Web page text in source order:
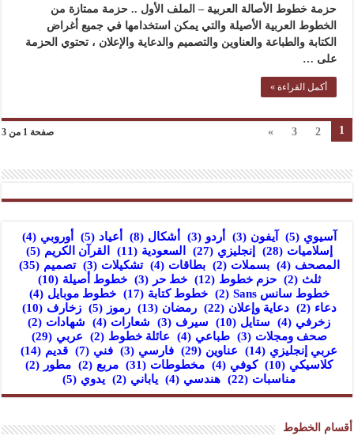
حزمة خطوط الأصالة العربية – الملف الأول .. حزمة ممتازة من
الخطوط العربية الأصيلة والتي يمكن استخدامها في جميع أغراض
الكتابة والطباعة والعناوين والتصميم والدعاية والإعلان ، تحتوي الحزمة
على …
أكمل القراءة »
صفحة 1 من 3 1
2
3
»
آسيوي (5) آيفون (3) أردو (3) أشكال (8) أعياد (5) أوروبي (4)
إسلاميات (28) إنجليزي (27) السعودية (11) القرآن الكريم (5)
المصحف (4) بسملات (2) بطاقات (4) تشكيلات (3) تصميم (35)
ثلث (2) حزم خطوط (12) خط حر (3) خطوط أصيلة (10)
خطوط سانس Sans
(2) خطوط كتابة (17) خطوط موبايل (4)
دعاء (2) دعاية وإعلان (22) رمضان (13) رموز (5) زخارف (10)
زخرفي (4) ستايل (10) سيرف (3) شعارات (4) شهادات (2)
صحف ومجلات (3) طباعي (4) عائلة خطوط (2) عربي (29)
عربي إنجليزي (14) عناوين (29) فارسي (3) فني (7) قديم (14)
كلاسيكي (10) كوفي (4) مخطوطات (31) مربع (2) مطور (2)
مناسبات (22) هندسي (4) ياباني (2) يدوي (5)
أقسام الخطوط